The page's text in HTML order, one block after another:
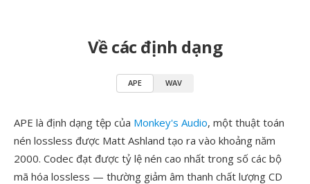
Về các định dạng
APE WAV
APE là định dạng tệp của Monkey's Audio, một thuật toán
nén lossless được Matt Ashland tạo ra vào khoảng năm
2000. Codec đạt được tỷ lệ nén cao nhất trong số các bộ
mã hóa lossless — thường giảm âm thanh chất lượng CD